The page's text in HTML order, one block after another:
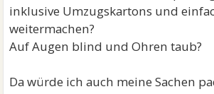
inklusive Umzugskartons und
weitermachen?
Auf Augen blind und Ohren taub?
Da würde ich auch meine Sachen